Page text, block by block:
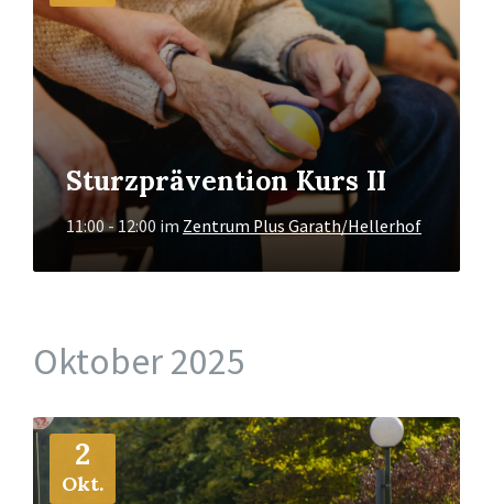
Sturzprävention Kurs II
11:00 - 12:00 im Zentrum Plus Garath/Hellerhof
Oktober 2025
2
Okt.
Mehr
Info